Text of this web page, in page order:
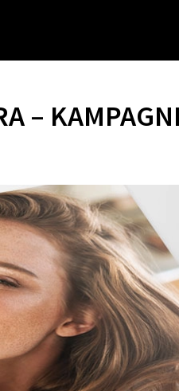
–